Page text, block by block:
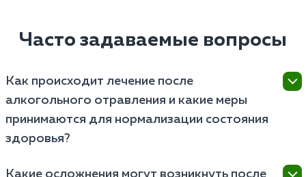
Часто задаваемые вопросы
Как происходит лечение после
алкогольного отравления и какие меры
принимаются для нормализации состояния
здоровья?
Какие осложнения могут возникнуть после